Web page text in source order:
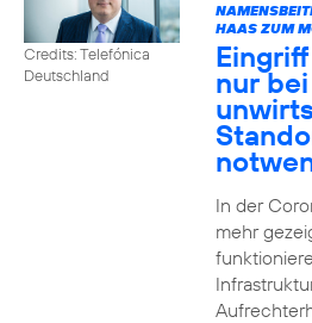
Credits: Telefónica
Deutschland
HAAS ZUM
nur bei
In der
mehr